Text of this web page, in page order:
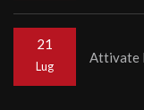
21
Lug
Attivate